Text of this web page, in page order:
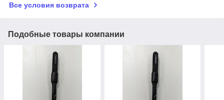
Все условия возврата
Подобные товары компании